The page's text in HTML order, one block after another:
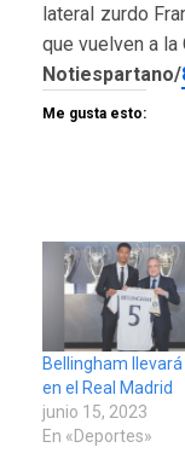
lateral zurdo
que vuelven a la
Notiespartano/
Me gusta esto:
Bellingham llevará
en el Real Madrid
junio 15, 2023
En «Deportes»